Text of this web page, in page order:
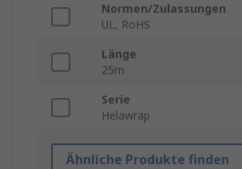
Normen/Zulassungen
UL, RoHS
Länge
25m
Serie
Helawrap
Ähnliche Produkte finden